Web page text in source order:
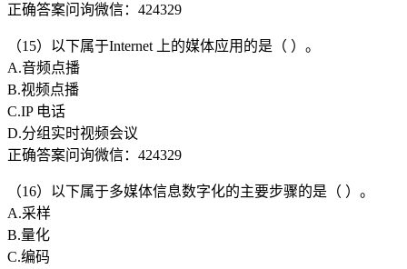
正确答案问询微信：424329
（15）以下属于Internet 上的媒体应用的是（ ）。
A.音频点播
B.视频点播
C.IP 电话
D.分组实时视频会议
正确答案问询微信：424329
（16）以下属于多媒体信息数字化的主要步骤的是（ ）。
A.采样
B.量化
C.编码